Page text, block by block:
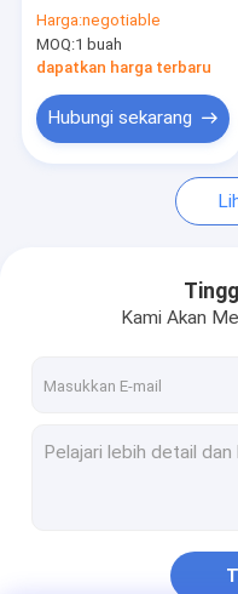
Hubungi kami
Permintaan
Layar Kawat Johnson
Layar Kawat Wedge
Layar Dibungkus
Slot Untuk Filter
Harga:negotiable
MOQ:1 buah
dapatkan harga terbaru
Hubungi sekarang
Kami Akan